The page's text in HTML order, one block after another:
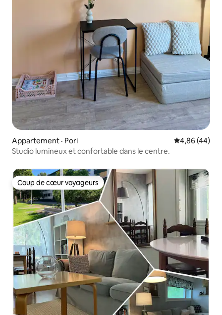
Appartement · Pori Note
4,86 (44)
Studio lumineux et confortable dans le centre.
Coup de cœur voyageurs
Coup de cœur voyageurs